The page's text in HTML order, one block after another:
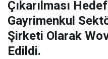
Çıkarılması
Gayrimenkul
Şirketi Olarak
Edildi.